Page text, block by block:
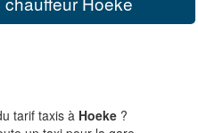
tarif taxis à Hoeke ?